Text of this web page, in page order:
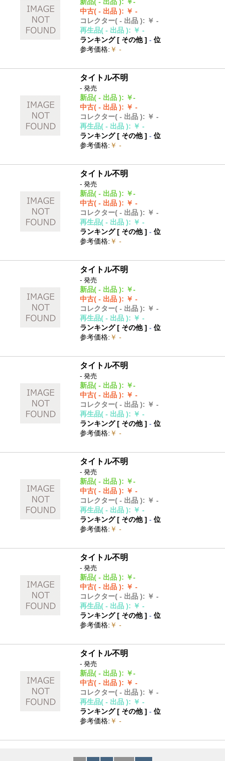
新品( - 出品 ): ￥-
中古( - 出品 ): ￥ -
コレクター( - 出品 ): ￥ -
再生品( - 出品 ): ￥ -
ランキング [ その他]- 位
参考価格: ￥ -
タイトル不明
- 発売
新品( - 出品 ): ￥-
中古( - 出品 ): ￥ -
コレクター( - 出品 ): ￥ -
再生品( - 出品 ): ￥ -
ランキング [ その他]- 位
参考価格: ￥ -
タイトル不明
- 発売
新品( - 出品 ): ￥-
中古( - 出品 ): ￥ -
コレクター( - 出品 ): ￥ -
再生品( - 出品 ): ￥ -
ランキング [ その他]- 位
参考価格: ￥ -
タイトル不明
- 発売
新品( - 出品 ): ￥-
中古( - 出品 ): ￥ -
コレクター( - 出品 ): ￥ -
再生品( - 出品 ): ￥ -
ランキング [ その他]- 位
参考価格: ￥ -
タイトル不明
- 発売
新品( - 出品 ): ￥-
中古( - 出品 ): ￥ -
コレクター( - 出品 ): ￥ -
再生品( - 出品 ): ￥ -
ランキング [ その他]- 位
参考価格: ￥ -
タイトル不明
- 発売
新品( - 出品 ): ￥-
中古( - 出品 ): ￥ -
コレクター( - 出品 ): ￥ -
再生品( - 出品 ): ￥ -
ランキング [ その他]- 位
参考価格: ￥ -
タイトル不明
- 発売
新品( - 出品 ): ￥-
中古( - 出品 ): ￥ -
コレクター( - 出品 ): ￥ -
再生品( - 出品 ): ￥ -
ランキング [ その他]- 位
参考価格: ￥ -
タイトル不明
- 発売
新品( - 出品 ): ￥-
中古( - 出品 ): ￥ -
コレクター( - 出品 ): ￥ -
再生品( - 出品 ): ￥ -
ランキング [ その他]- 位
参考価格: ￥ -